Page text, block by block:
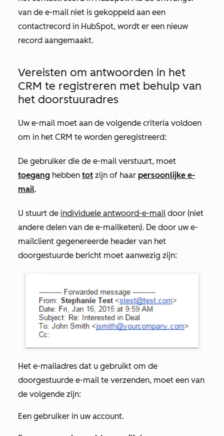
van de e-mail niet is gekoppeld aan een
contactrecord in HubSpot, wordt er een nieuw
record aangemaakt.
Vereisten om antwoorden in het
CRM te registreren met behulp van
het doorstuuradres
Uw e-mail moet aan de volgende criteria voldoen
om in het CRM te worden geregistreerd:
De gebruiker die de e-mail verstuurt, moet
toegang hebben tot zijn of haar persoonlijke e-
mail.
U stuurt de individuele antwoord-e-mail door (niet
andere delen van de e-mailketen). De door uw e-
mailclient gegenereerde header van het
doorgestuurde bericht moet aanwezig zijn:
Het e-mailadres dat u gebruikt om de
doorgestuurde e-mail te verzenden, moet een van
de volgende zijn:
Een gebruiker in uw account.